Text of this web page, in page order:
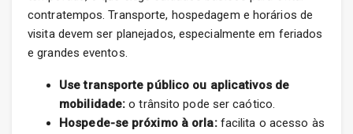
contratempos. Transporte, hospedagem e horários de
visita devem ser planejados, especialmente em feriados
e grandes eventos.
Use transporte público ou aplicativos de
mobilidade: o trânsito pode ser caótico.
Hospede-se próximo à orla:facilita o acesso às